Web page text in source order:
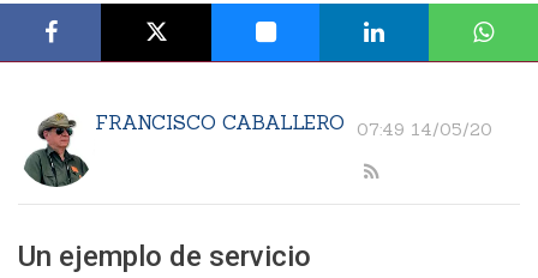
FRANCISCO CABALLERO 07:49 14/05/20
Un ejemplo de servicio